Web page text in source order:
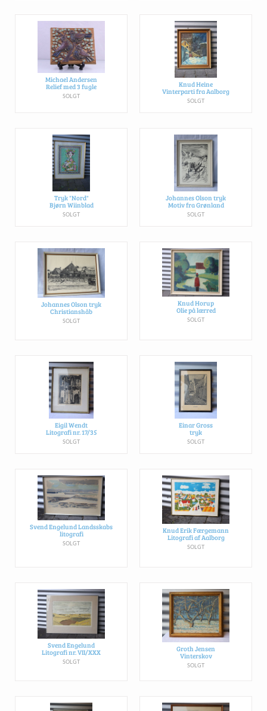
Michael Andersen
Relief med 3 fugle
SOLGT
Knud Heine
Vinterparti fra Aalborg
SOLGT
Tryk "Nord"
Bjørn Wiinblad
SOLGT
Johannes Olson tryk
Motiv fra Grønland
SOLGT
Johannes Olson tryk
Christianshåb
SOLGT
Knud Horup
Olie på lærred
SOLGT
Eigil Wendt
Litografi nr. 17/35
SOLGT
Einar Gross
tryk
SOLGT
Svend Engelund Landsskabs
litografi
SOLGT
Knud Erik Færgemann
Litografi af Aalborg
SOLGT
Svend Engelund
Litografi nr. VII/XXX
SOLGT
Groth Jensen
Vinterskov
SOLGT